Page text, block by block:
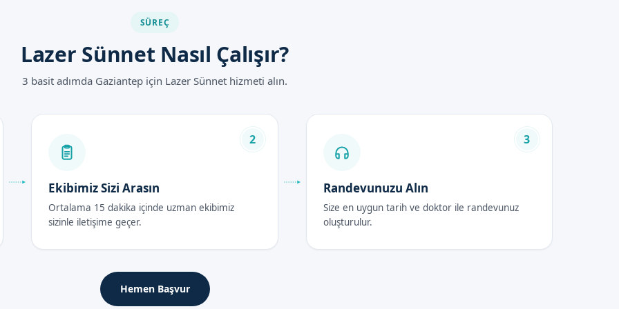
diğer sünnet yöntemlerine göre daha uygun olarak sunulmaktadır. Fiyatlar, işlem sırasında
doktorumuzun ücretine göre belirlenir.
Bakım Rehberi
sünnet bölgesinin temizlik ve bakımına dikkat etmek önemlidir. Sünnet bakımı, iyileşme
SÜREÇ
Lazer Sünnet Nasıl Çalışır?
3 basit adımda Gaziantep için Lazer Sünnet hizmeti alın.
2
Ekibimiz Sizi Arasın
Ortalama 15 dakika içinde uzman ekibimiz
sizinle iletişime geçer.
3
Randevunuzu Alın
Size en uygun tarih ve doktor ile randevunuz
oluşturulur.
Hemen Başvur